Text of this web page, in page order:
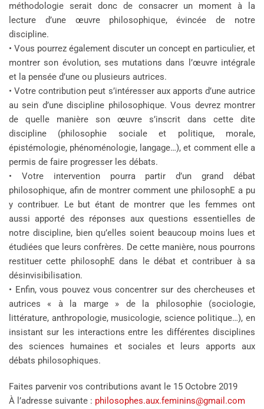
méthodologie serait donc de consacrer un moment à la
lecture d’une œuvre philosophique, évincée de notre
discipline.
• Vous pourrez également discuter un concept en particulier, et
montrer son évolution, ses mutations dans l’œuvre intégrale
et la pensée d’une ou plusieurs autrices.
• Votre contribution peut s’intéresser aux apports d’une autrice
au sein d’une discipline philosophique. Vous devrez montrer
de quelle manière son œuvre s’inscrit dans cette dite
discipline (philosophie sociale et politique, morale,
épistémologie, phénoménologie, langage…), et comment elle a
permis de faire progresser les débats.
• Votre intervention pourra partir d’un grand débat
philosophique, afin de montrer comment une philosophE a pu
y contribuer. Le but étant de montrer que les femmes ont
aussi apporté des réponses aux questions essentielles de
notre discipline, bien qu’elles soient beaucoup moins lues et
étudiées que leurs confrères. De cette manière, nous pourrons
restituer cette philosophE dans le débat et contribuer à sa
désinvisibilisation.
• Enfin, vous pouvez vous concentrer sur des chercheuses et
autrices « à la marge » de la philosophie (sociologie,
littérature, anthropologie, musicologie, science politique…), en
insistant sur les interactions entre les différentes disciplines
des sciences humaines et sociales et leurs apports aux
débats philosophiques.
Faites parvenir vos contributions avant le 15 Octobre 2019
À l’adresse suivante : philosophes.aux.feminins@gmail.com